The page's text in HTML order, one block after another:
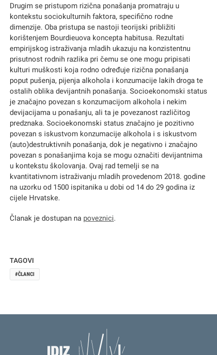
Drugim se pristupom rizična ponašanja promatraju u
kontekstu sociokulturnih faktora, specifično rodne
dimenzije. Oba pristupa se nastoji teorijski približiti
korištenjem Bourdieuova koncepta habitusa. Rezultati
empirijskog istraživanja mladih ukazuju na konzistentnu
prisutnost rodnih razlika pri čemu se one mogu pripisati
kulturi muškosti koja rodno određuje rizična ponašanja
poput pušenja, pijenja alkohola i konzumacije lakih droga te
ostalih oblika devijantnih ponašanja. Socioekonomski status
je značajno povezan s konzumacijom alkohola i nekim
devijacijama u ponašanju, ali ta je povezanost različitog
predznaka. Socioekonomski status značajno je pozitivno
povezan s iskustvom konzumacije alkohola i s iskustvom
(auto)destruktivnih ponašanja, dok je negativno i značajno
povezan s ponašanjima koja se mogu označiti devijantnima
u kontekstu školovanja. Ovaj rad temelji se na
kvantitativnom istraživanju mladih provedenom 2018. godine
na uzorku od 1500 ispitanika u dobi od 14 do 29 godina iz
cijele Hrvatske.
Članak je dostupan na poveznici.
TAGOVI
ČLANCI